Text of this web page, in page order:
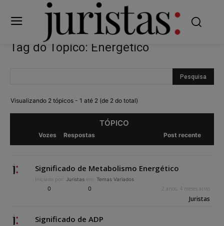
Tag do Tópico: Energético
Visualizando 2 tópicos - 1 até 2 (de 2 do total)
TÓPICO
Vozes Respostas Post recente
Significado de Metabolismo Energético
Iniciado por: Juristas em: Temas Variados
0 0 2 anos, 4 meses atrás
Juristas
Significado de ADP